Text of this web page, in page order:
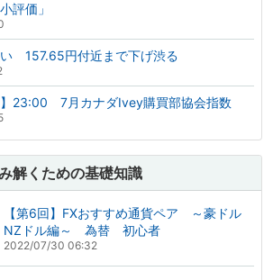
評価」
い 157.65円付近まで下げ渋る
】23:00 7月カナダIvey購買部協会指数
解くための基礎知識
【第6回】FXおすすめ通貨ペア ～豪ドル
NZドル編～ 為替 初心者
2022/07/30 06:32